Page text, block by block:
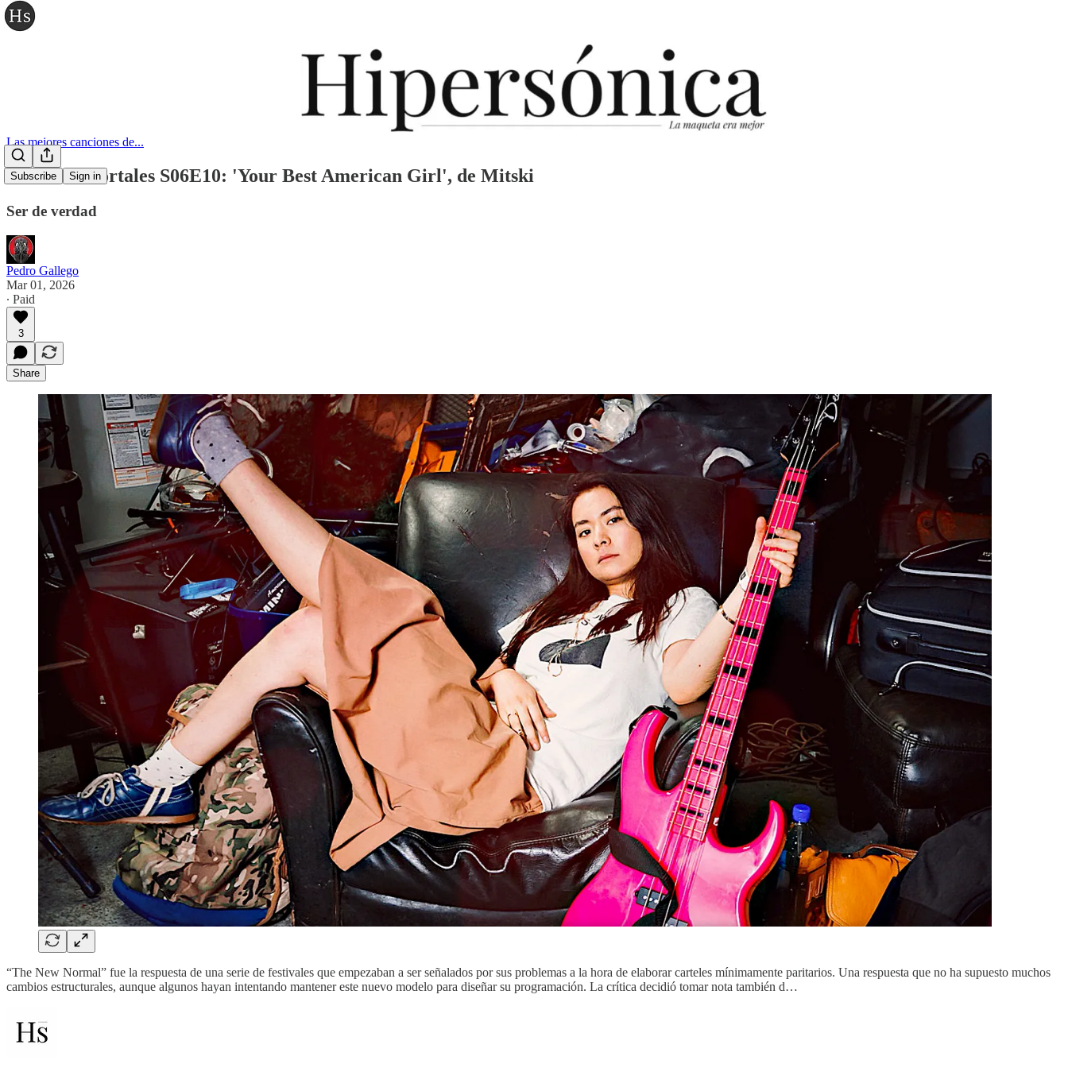
Subscribe Sign in
Las mejores canciones de...
Jitazos inmortales S06E10: 'Your Best American Girl', de Mitski
Ser de verdad
Pedro Gallego
Mar 01, 2026
∙ Paid
3
Share
“The New Normal” fue la respuesta de una serie de festivales que empezaban a ser señalados por sus problemas a la hora de elaborar carteles mínimamente paritarios. Una respuesta que no ha supuesto muchos
cambios estructurales, aunque algunos hayan intentando mantener este nuevo modelo para diseñar su programación. La crítica decidió tomar nota también d…